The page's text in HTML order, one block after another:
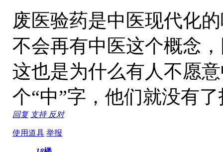
废医验药是中医现代化
不会再有中医这个概念
这也是为什么有人不愿
个“中”字，他们就没有
回复 支持 反对
使用道具 举报